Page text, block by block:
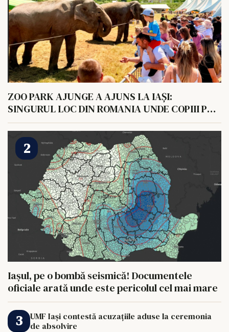
ZOO PARK AJUNGE A AJUNS LA IAȘI:
SINGURUL LOC DIN ROMANIA UNDE COPIII POT
HRANI UN ELEFANT
Iașul, pe o bombă seismică! Documentele
oficiale arată unde este pericolul cel mai mare
UMF Iași contestă acuzațiile aduse la ceremonia
de absolvire